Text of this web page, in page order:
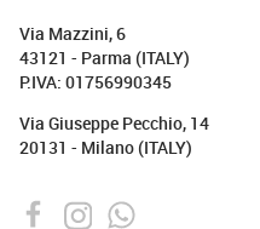
Via Mazzini, 6
43121 - Parma (ITALY)
P.IVA: 01756990345
Via Giuseppe Pecchio, 14
20131 - Milano (ITALY)